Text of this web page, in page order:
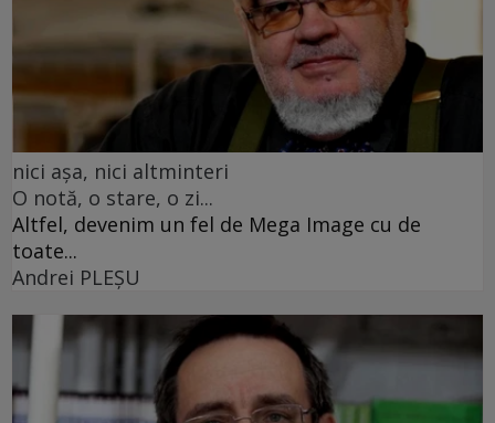
nici așa, nici altminteri
O notă, o stare, o zi...
Altfel, devenim un fel de Mega Image cu de
toate...
Andrei PLEŞU